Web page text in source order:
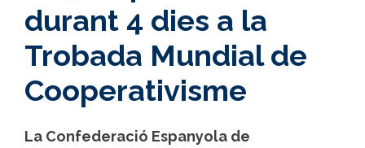
durant 4 dies a la
Trobada Mundial de
Cooperativisme
La Confederació Espanyola de